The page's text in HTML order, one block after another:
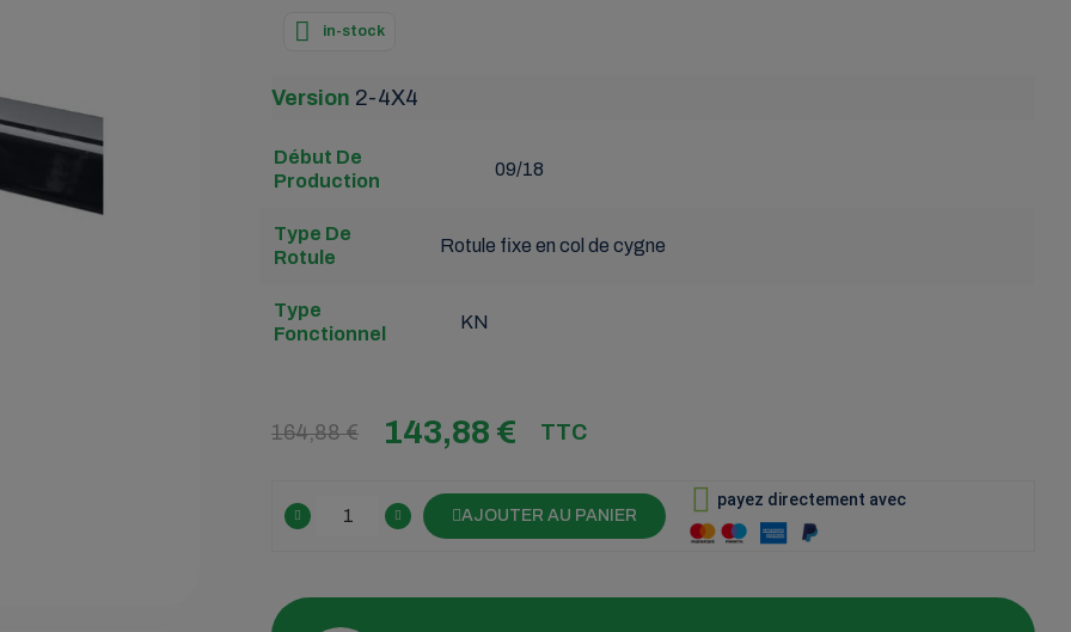
in-stock
Version 2-4X4
Début De
Production
09/18
Type De
Rotule
Rotule fixe en col de cygne
Type
Fonctionnel
KN
164,88 € 143,88 € TTC
AJOUTER AU PANIER
payez directement avec